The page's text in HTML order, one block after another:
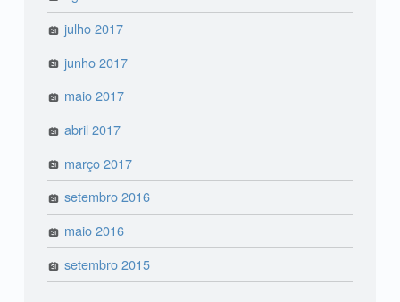
julho 2017
junho 2017
maio 2017
abril 2017
março 2017
setembro 2016
maio 2016
setembro 2015